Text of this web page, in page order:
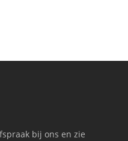
bij ons en zie